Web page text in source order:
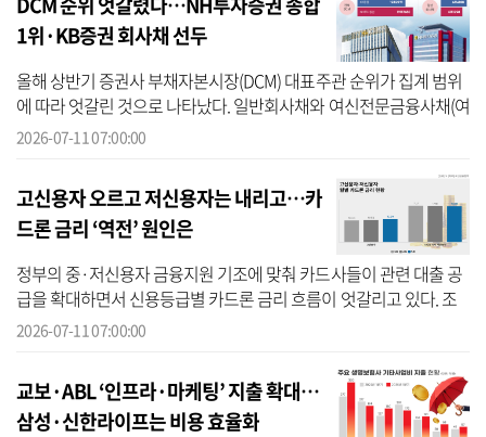
1위·KB증권 회사채 선두
올해 상반기 증권사 부채자본시장(DCM) 대표주관 순위가 집계 범위
에 따라 엇갈린 것으로 나타났다. 일반회사채와 여신전문금융사채(여
전채), 자산유동화증권(ABS)을 합산한 전체 DCM 대표주관 실적에서
2026-07-11 07:00:00
고신용자 오르고 저신용자는 내리고…카
드론 금리 ‘역전’ 원인은
정부의 중·저신용자 금융지원 기조에 맞춰 카드사들이 관련 대출 공
급을 확대하면서 신용등급별 카드론 금리 흐름이 엇갈리고 있다. 조
달금리 상승으로 전체 대출금리 인상 압력이 커지는 가운데 고신용자
2026-07-11 07:00:00
교보·ABL ‘인프라·마케팅’ 지출 확대…
삼성·신한라이프는 비용 효율화